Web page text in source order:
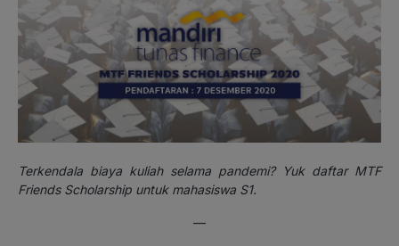
Terkendala biaya kuliah selama pandemi? Yuk daftar MTF
Friends Scholarship untuk mahasiswa S1.
—